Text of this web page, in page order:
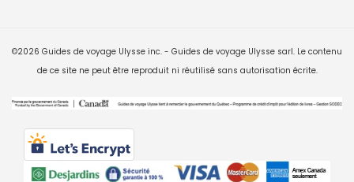
©2026 Guides de voyage Ulysse inc. - Guides de voyage Ulysse sarl. Le contenu
de ce site ne peut être reproduit ni réutilisé sans autorisation écrite.